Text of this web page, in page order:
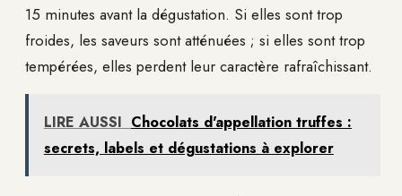
15 minutes avant la dégustation. Si elles sont trop
froides, les saveurs sont atténuées ; si elles sont trop
tempérées, elles perdent leur caractère rafraîchissant.
LIRE AUSSI Chocolats d'appellation truffes :
secrets, labels et dégustations à explorer